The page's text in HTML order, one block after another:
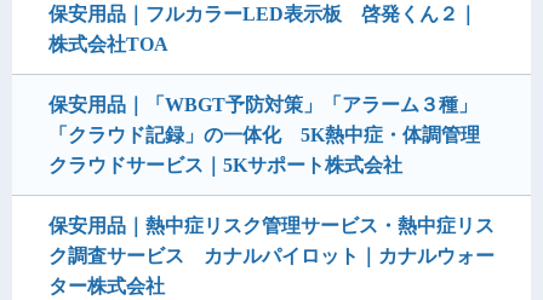
保安用品｜フルカラーLED表示板 啓発くん２｜
株式会社TOA
保安用品｜「WBGT予防対策」「アラーム３種」
「クラウド記録」の一体化 5K熱中症・体調管理
クラウドサービス｜5Kサポート株式会社
保安用品｜熱中症リスク管理サービス・熱中症リス
ク調査サービス カナルパイロット｜カナルウォー
ター株式会社